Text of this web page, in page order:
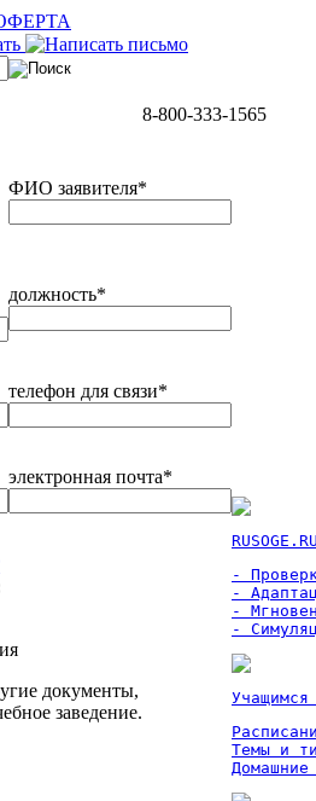
8-800-333-1565
ФИО заявителя*
должность*
телефон для связи*
электронная почта*
документы,
заведение.
-
-
-
-
Темы и
Домашние